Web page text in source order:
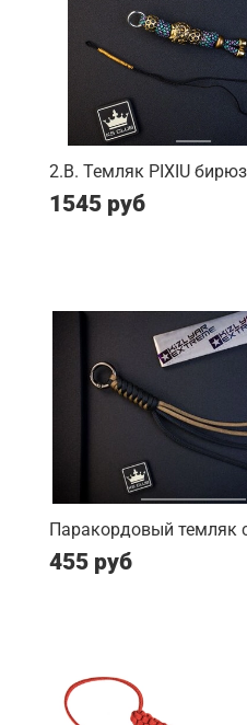
2.B. Темляк PIXIU
1545 руб
Паракордовый темляк
455 руб